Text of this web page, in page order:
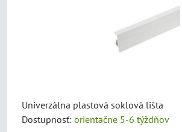
Univerzálna plastová soklová lišta
Dostupnosť: orientačne 5-6 týždňov